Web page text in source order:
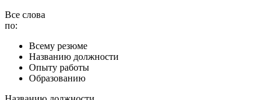
Все слова
по:
Всему резюме
Названию должности
Опыту работы
Образованию